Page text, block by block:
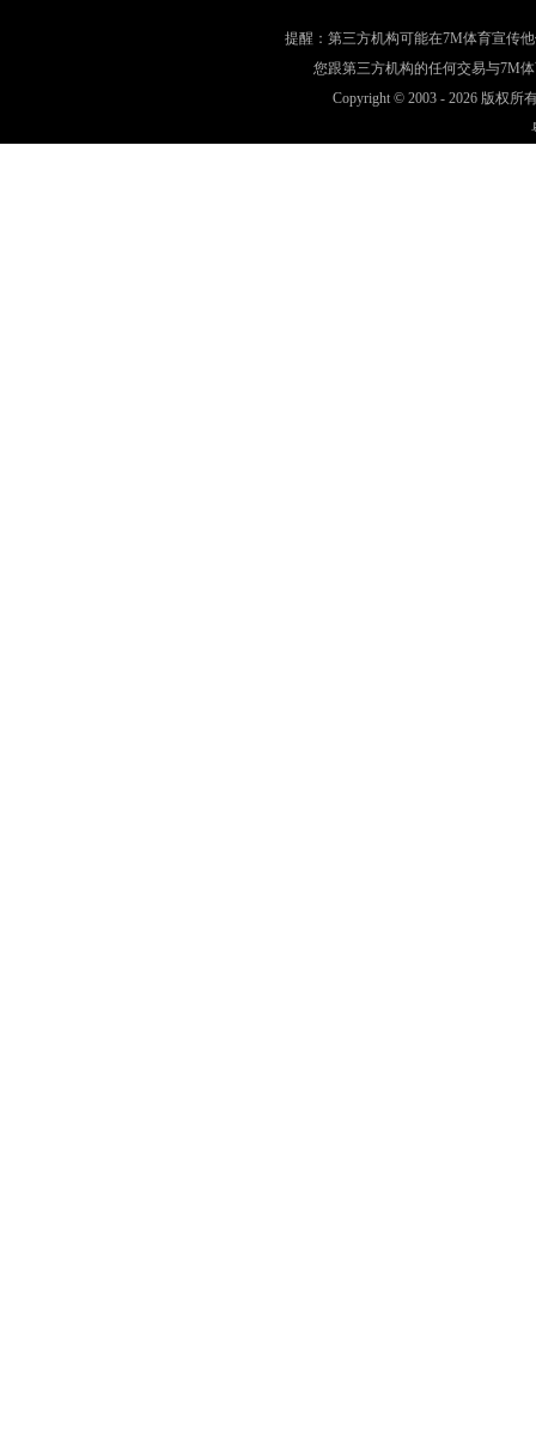
提醒：第三方机构可能在7M体育宣传
您跟第三方机构的任何交易与7M
Copyright © 2003 - 2026 版权所